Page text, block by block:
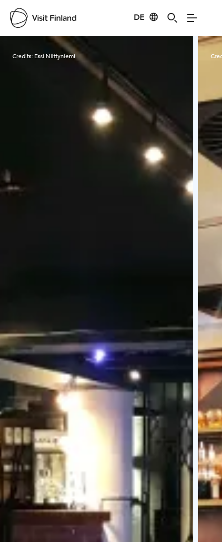
DE
Visit Finland
Credits: Essi Niittyniemi